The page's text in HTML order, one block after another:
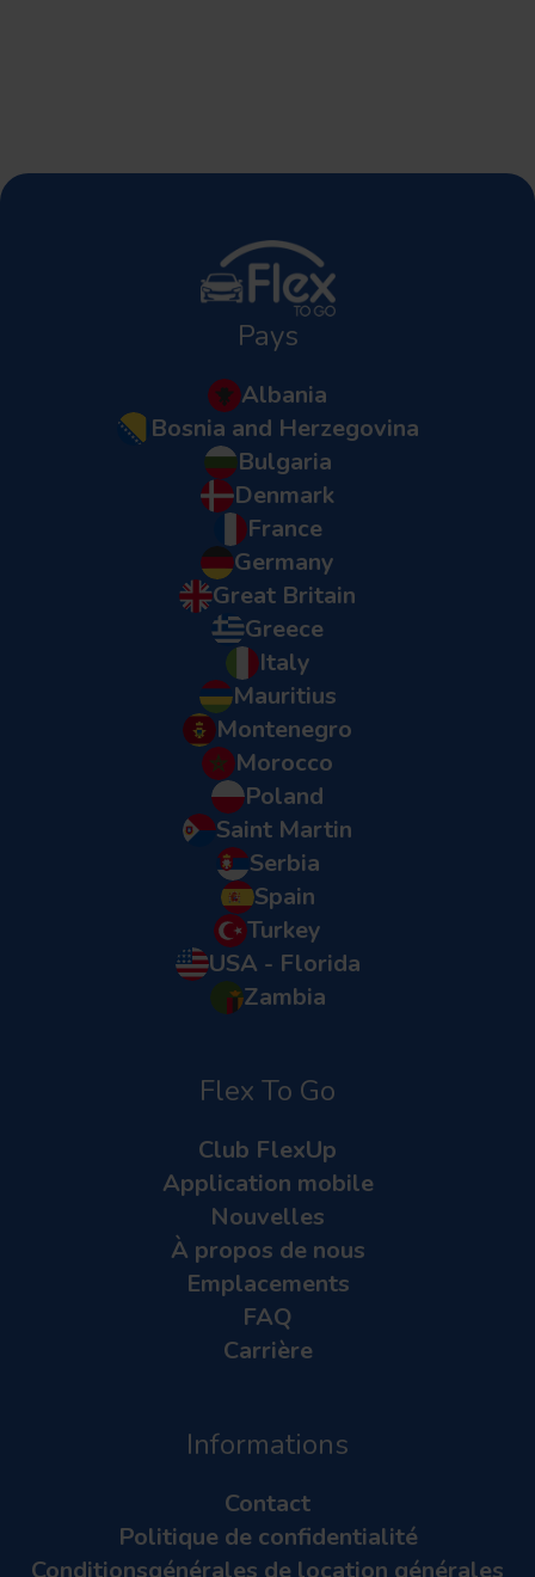
Pays
Albania
Bosnia and Herzegovina
Bulgaria
Denmark
France
Germany
Great Britain
Greece
Italy
Mauritius
Montenegro
Morocco
Poland
Saint Martin
Serbia
Spain
Turkey
USA - Florida
Zambia
Flex To Go
Club FlexUp
Application mobile
Nouvelles
À propos de nous
Emplacements
FAQ
Carrière
Informations
Contact
Politique de confidentialité